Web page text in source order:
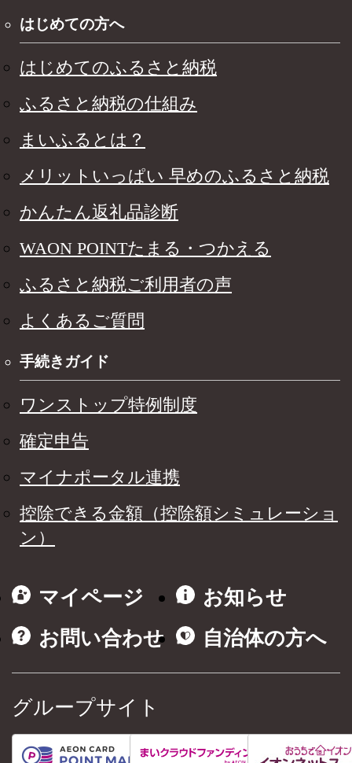
はじめての方へ
はじめてのふるさと納税
ふるさと納税の仕組み
まいふるとは？
メリットいっぱい 早めのふるさと納税
かんたん返礼品診断
WAON POINTたまる・つかえる
ふるさと納税ご利用者の声
よくあるご質問
手続きガイド
ワンストップ特例制度
確定申告
マイナポータル連携
控除できる金額（控除額シミュレーショ
ン）
マイページ
お知らせ
お問い合わせ
自治体の方へ
グループサイト